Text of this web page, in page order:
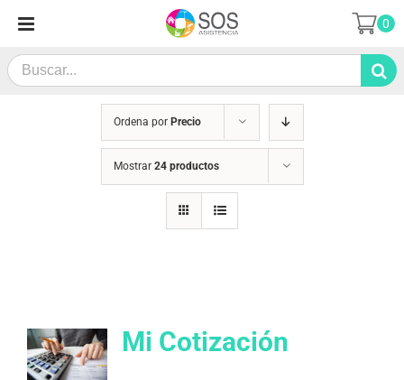
contenido
Search
for:
0
Ordena por Precio
Mostrar 24 productos
Mi Cotización